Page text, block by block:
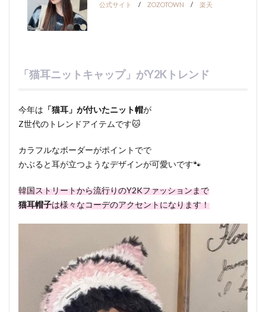
公式サイト / ZOZOTOWN / 楽天
「猫耳ニットキャップ」がY2Kトレンド
今年は 「猫耳」が付いたニット帽が
Z世代のトレンドアイテムです🐱
カラフルなボーダーがポイントでで
かぶると耳が立つようなデザインが可愛いです🐾
韓国ストリートから流行りのY2Kファッションまで
猫耳帽子は様々なコーデのアクセントになります！